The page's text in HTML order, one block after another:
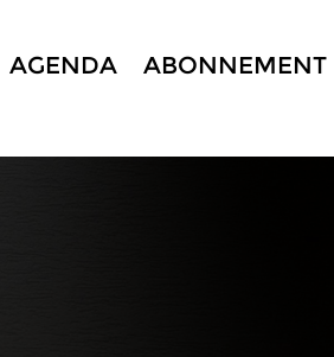
AGENDA ABONNEMENT